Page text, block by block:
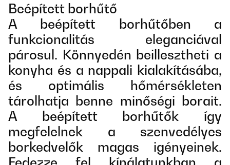
Beépített borhűtő
A beépített borhűtőben a
funkcionalitás eleganciával
párosul. Könnyedén beillesztheti a
konyha és a nappali kialakításába,
és optimális hőmérsékleten
tárolhatja benne minőségi borait.
A beépített borhűtők így
megfelelnek a szenvedélyes
borkedvelők magas igényeinek.